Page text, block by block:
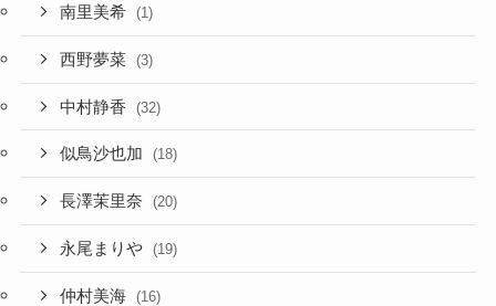
南里美希 (1)
西野夢菜 (3)
中村静香 (32)
似鳥沙也加 (18)
長澤茉里奈 (20)
永尾まりや (19)
仲村美海 (16)